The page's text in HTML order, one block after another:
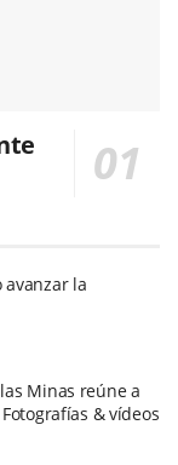
avanzar la
Minas reúne a
& vídeos